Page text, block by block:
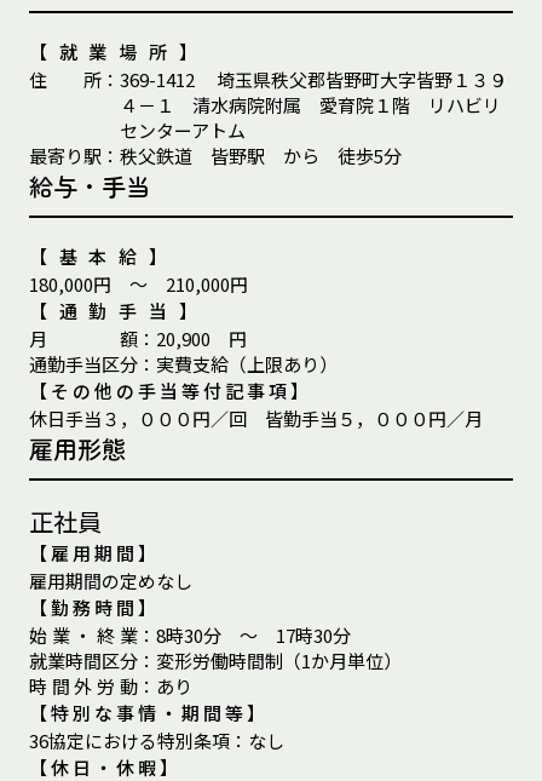
【就業場所】
住
所： 369-1412
埼玉県秩父郡皆野町大字皆野１３９
４－１ 清水病院附属 愛育院１階 リハビリ
センターアトム
最寄り駅 ： 秩父鉄道 皆野駅 から 徒歩5分
給与・手当
【基本給】
180,000円 ～ 210,000円
【通勤手当】
月
額： 20,900 円
通勤手当区分： 実費支給（上限あり）
【その他の手当等付記事項】
休日手当３，０００円／回 皆勤手当５，０００円／月
雇用形態
正社員
【雇用期間】
雇用期間の定めなし
【勤務時間】
始 業 ・ 終 業： 8時30分 ～ 17時30分
就業時間区分： 変形労働時間制（1か月単位）
時 間 外 労 動： あり
【特別な事情・期間等】
36協定における特別条項： なし
【休日・休暇】